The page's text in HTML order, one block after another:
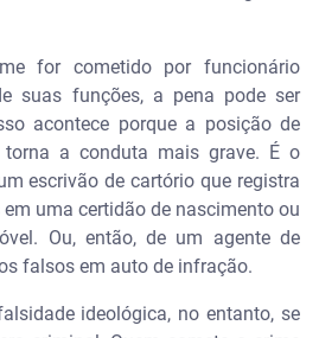
for cometido por funcionário
suas funções, a pena pode ser
acontece porque a posição de
a conduta mais grave. É o
escrivão de cartório que registra
uma certidão de nascimento ou
Ou, então, de um agente de
falsos em auto de infração.
ideológica, no entanto, se